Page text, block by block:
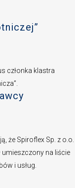
członka klastra
że Spiroflex Sp. z o.o.
umieszczony na liście
i usług.